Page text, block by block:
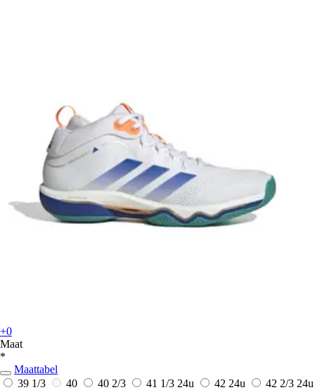
+0
Maat
*
Maattabel
39 1/3
40 40 2/3 41 1/3 24u 42 24u 42 2/3 24u